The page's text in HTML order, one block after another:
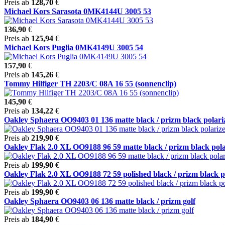
Preis ab 128,70 €
Michael Kors Sarasota 0MK4144U 3005 53
136,90 €
Preis ab 125,94 €
Michael Kors Puglia 0MK4149U 3005 54
157,90 €
Preis ab 145,26 €
Tommy Hilfiger TH 2203/C 08A 16 55 (sonnenclip)
145,90 €
Preis ab 134,22 €
Oakley Sphaera OO9403 01 136 matte black / prizm black
Preis ab 219,90 €
Oakley Flak 2.0 XL OO9188 96 59 matte black / prizm black
Preis ab 199,90 €
Oakley Flak 2.0 XL OO9188 72 59 polished black / prizm black
Preis ab 199,90 €
Oakley Sphaera OO9403 06 136 matte black / prizm golf
Preis ab 184,90 €